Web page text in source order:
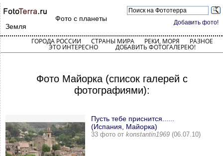
Добавить фото!
Фото с планеты
Земля
ГОРОДА РОССИИ СТРАНЫ МИРА РЕКИ, МОРЯ РАЗНОЕ
ЭТО ИНТЕРЕСНО ДОБАВИТЬ ФОТОГАЛЕРЕЮ!
Фото Майорка (список галерей с
фотографиями):
Пусть тебе приснится......
(Испания, Майорка)
33 фото от konstantin1969 (06.07.10)